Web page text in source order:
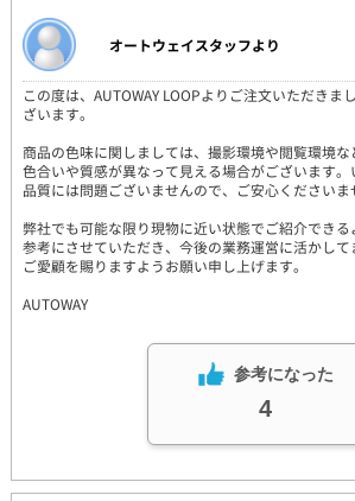
オートウェイスタッフより
この度は、AUTOWAY LOOPよりご注文いただきま
ざいます。
商品の色味に関しましては、撮影環境や閲覧環境
色合いや質感が異なって見える場合がございます。
品質には問題ございませんので、ご安心くださいま
弊社でも可能な限り現物に近い状態でご紹介でき
参考にさせていただき、今後の業務運営に活かして
ご愛顧を賜りますようお願い申し上げます。
AUTOWAY
参考になった
4